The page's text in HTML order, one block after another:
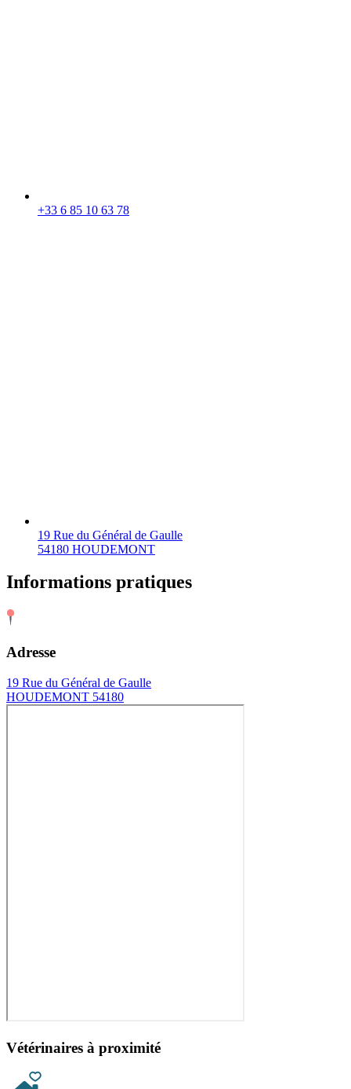
+33 6 85 10 63 78
19 Rue du Général de Gaulle
54180 HOUDEMONT
Informations pratiques
Adresse
19 Rue du Général de Gaulle
HOUDEMONT 54180
Vétérinaires à proximité